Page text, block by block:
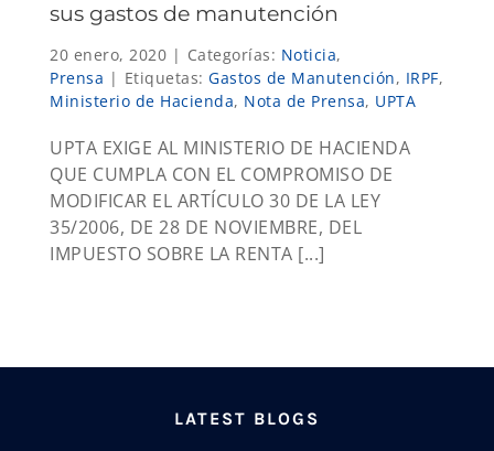
sus gastos de manutención
20 enero, 2020 | Categorías: Noticia,
Prensa | Etiquetas: Gastos de Manutención, IRPF,
Ministerio de Hacienda, Nota de Prensa, UPTA
UPTA EXIGE AL MINISTERIO DE HACIENDA
QUE CUMPLA CON EL COMPROMISO DE
MODIFICAR EL ARTÍCULO 30 DE LA LEY
35/2006, DE 28 DE NOVIEMBRE, DEL
IMPUESTO SOBRE LA RENTA [...]
LATEST BLOGS